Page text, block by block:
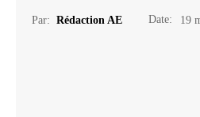
Par: Rédaction AE Date: 19